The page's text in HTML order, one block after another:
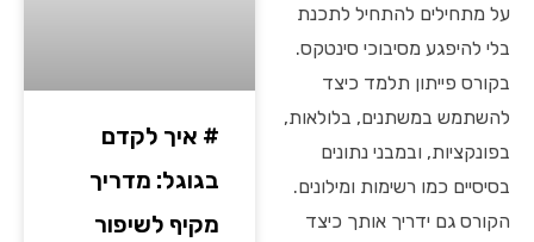
על מתחילים להתחיל לתכנת
בלי להיפגע מסיבוכי סינטקס.
בקורס פייתון תלמד כיצד
להשתמש במשתנים, בלולאות,
בפונקציות, ובמבני נתונים
בסיסיים כמו רשימות ומילונים.
הקורס גם ידריך אותך כיצד
# איך לקדם
בגוגל: מדריך
מקיף לשיפור